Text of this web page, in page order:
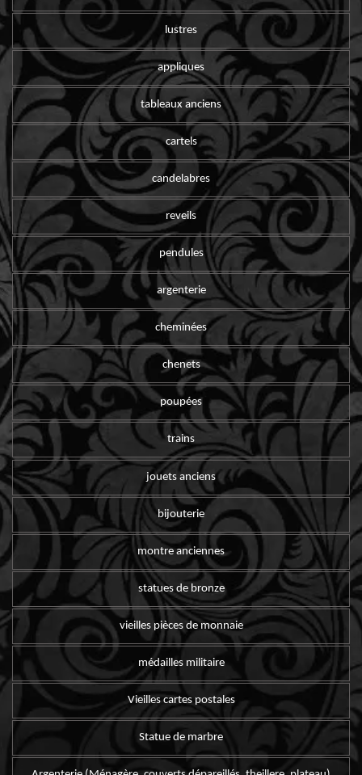
lustres
appliques
tableaux anciens
cartels
candelabres
reveils
pendules
argenterie
cheminées
chenets
poupées
trains
jouets anciens
bijouterie
montre anciennes
statues de bronze
vieilles pièces de monnaie
médailles militaire
Vieilles cartes postales
Statue de marbre